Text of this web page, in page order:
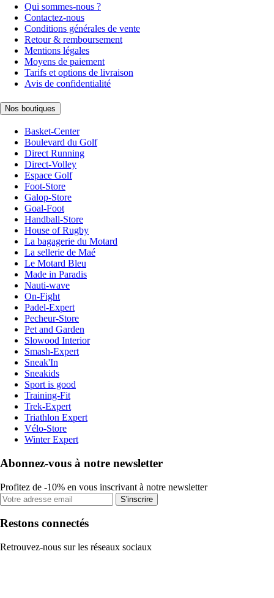
Qui sommes-nous ?
Contactez-nous
Conditions générales de vente
Retour & remboursement
Mentions légales
Moyens de paiement
Tarifs et options de livraison
Avis de confidentialité
Nos boutiques
Basket-Center
Boulevard du Golf
Direct Running
Direct-Volley
Espace Golf
Foot-Store
Galop-Store
Goal-Foot
Handball-Store
House of Rugby
La bagagerie du Motard
La sellerie de Maé
Le Motard Bleu
Made in Paradis
Nauti-wave
On-Fight
Padel-Expert
Pecheur-Store
Pet and Garden
Slowood Interior
Smash-Expert
Sneak'In
Sneakids
Sport is good
Training-Fit
Trek-Expert
Triathlon Expert
Vélo-Store
Winter Expert
Abonnez-vous à notre newsletter
Profitez de -10% en vous inscrivant à notre newsletter
S'inscrire
Restons connectés
Retrouvez-nous sur les réseaux sociaux